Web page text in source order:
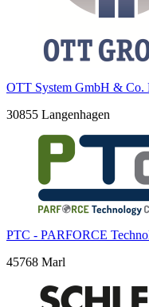
OTT System GmbH & Co.
30855 Langenhagen
PTC - PARFORCE
45768 Marl